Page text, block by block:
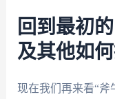
回到最初
及其他如何
现在我们再来看“